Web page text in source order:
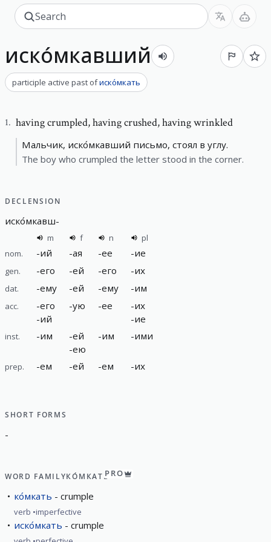
иско́мкавший
participle active past ofиско́мкать
1. having crumpled,having crushed, having wrinkled
Мальчик, иско́мкавший письмо, стоял в углу.
The boy who crumpled the letter stood in the corner.
DECLENSION
иско́мкавш-
m f n
pl
nom.
-ий -ая -ее -ие
gen. -его -ей -его -их
dat. -ему -ей -ему -им
acc. -его
-ий
-ую -ее -их
-ие
inst. -им -ей
-ею
-им -ими
prep. -ем -ей -ем -их
SHORT FORMS
-
WORD FAMILYКО́МКАТЬPRO
ко́мкать crumple
verb imperfective
иско́мкать crumple